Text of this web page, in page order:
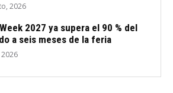
2026
2027 ya supera el 90 % del
a seis meses de la feria